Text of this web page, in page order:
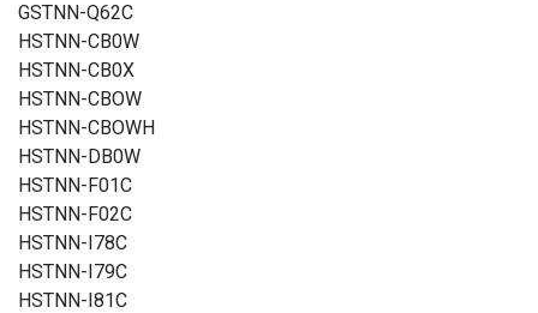
GSTNN-Q62C
HSTNN-CB0W
HSTNN-CB0X
HSTNN-CBOW
HSTNN-CBOWH
HSTNN-DB0W
HSTNN-F01C
HSTNN-F02C
HSTNN-I78C
HSTNN-I79C
HSTNN-I81C